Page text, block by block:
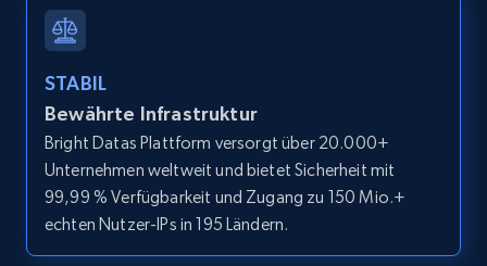
Zpid, City, State, HomeStatus, Address,
IsListingClaimedByCurrentSignedInUser,
and more.
12.1K+ 1.3K+ Gratis testen
STABIL
Bewährte Infrastruktur
Bright Datas Plattform versorgt über 20.000+
Unternehmen weltweit und bietet Sicherheit mit
99,99 % Verfügbarkeit und Zugang zu 150 Mio.+
echten Nutzer-IPs in 195 Ländern.